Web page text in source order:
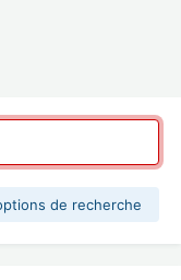
de recherche